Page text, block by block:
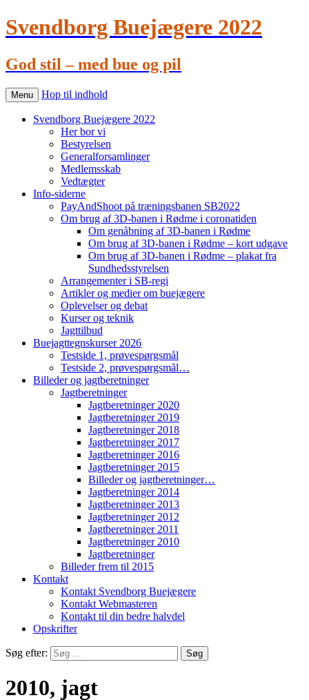
Svendborg Buejægere 2022
God stil – med bue og pil
Menu Hop til indhold
Svendborg Buejægere 2022
Her bor vi
Bestyrelsen
Generalforsamlinger
Medlemsskab
Vedtægter
Info-siderne
PayAndShoot på træningsbanen SB2022
Om brug af 3D-banen i Rødme i coronatiden
Om genåbning af 3D-banen i Rødme
Om brug af 3D-banen i Rødme – kort udgave
Om brug af 3D-banen i Rødme – plakat fra
Sundhedsstyrelsen
Arrangementer i SB-regi
Artikler og medier om buejægere
Oplevelser og debat
Kurser og teknik
Jagttilbud
Buejagttegnskurser 2026
Testside 1, prøvespørgsmål
Testside 2, prøvespørgsmål…
Billeder og jagtberetninger
Jagtberetninger
Jagtberetninger 2020
Jagtberetninger 2019
Jagtberetninger 2018
Jagtberetninger 2017
Jagtberetninger 2016
Jagtberetninger 2015
Billeder og jagtberetninger…
Jagtberetninger 2014
Jagtberetninger 2013
Jagtberetninger 2012
Jagtberetninger 2011
Jagtberetninger 2010
Jagtberetninger
Billeder frem til 2015
Kontakt
Kontakt Svendborg Buejægere
Kontakt Webmasteren
Kontakt til din bedre halvdel
Opskrifter
Søg efter:
2010, jagt